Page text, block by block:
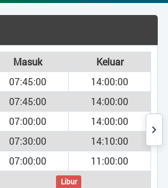
Masuk
Keluar
07:45:00
14:00:00
07:45:00
14:00:00
07:00:00
14:00:00
07:30:00
14:10:00
07:00:00
11:00:00
Libur